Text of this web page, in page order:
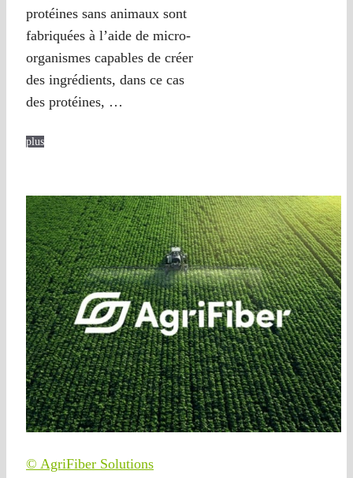
protéines sans animaux sont
fabriquées à l’aide de micro-
organismes capables de créer
des ingrédients, dans ce cas
des protéines, …
plus
© AgriFiber Solutions